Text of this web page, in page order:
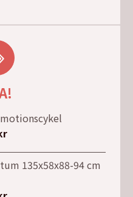
Det
nuvarande
priset135x58x88-94 cm